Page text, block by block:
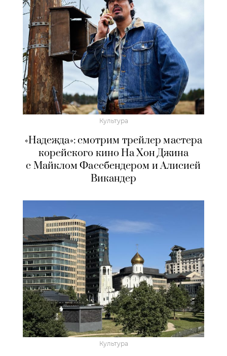
Культура
«Надежда»: смотрим трейлер мастера
корейского кино На Хон Джина
с Майклом Фассбендером и Алисией
Викандер
Культура